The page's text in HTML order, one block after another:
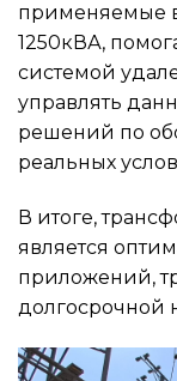
применяемые
1250кВА,
системой
управлять
решений по
реальных
В итоге,
является
приложений,
долгосрочной